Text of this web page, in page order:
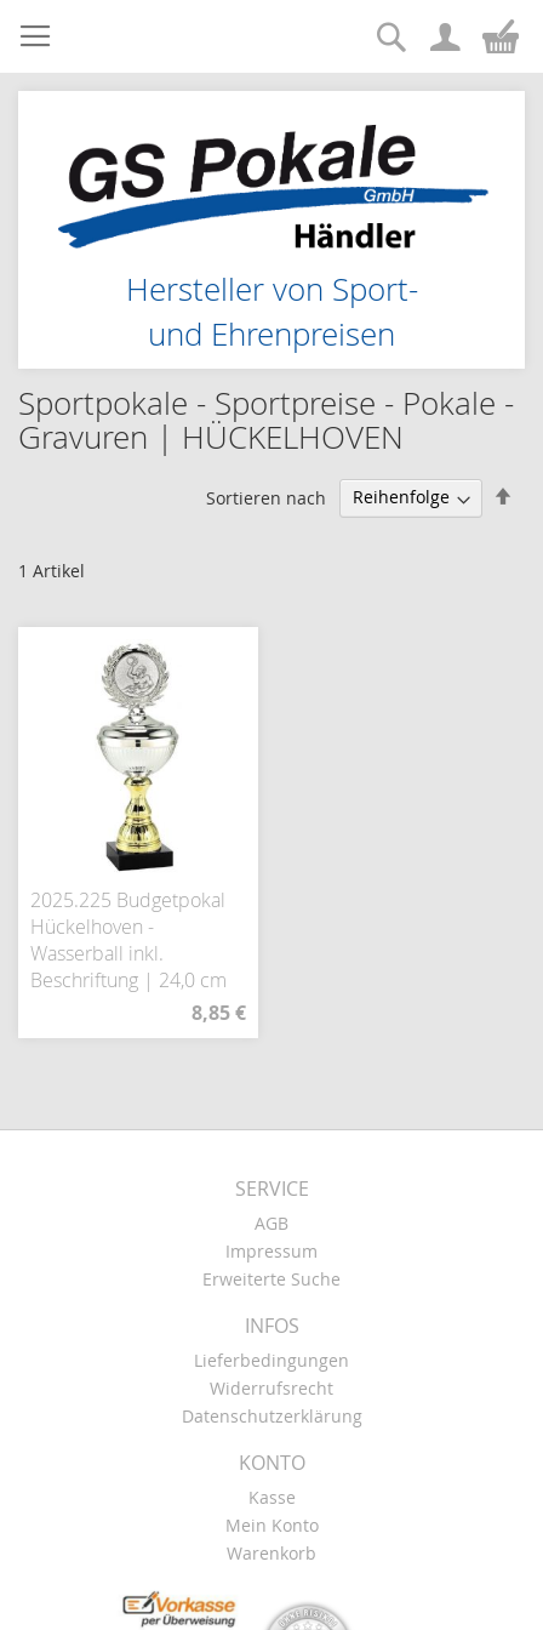
Zum
Inhalt
springen
Hersteller von Sport-
und Ehrenpreisen
Suche
Sportpokale - Sportpreise - Pokale -
Gravuren | HÜCKELHOVEN
1 Artikel
Sortieren nach
2025.225 Budgetpokal
Hückelhoven -
Wasserball inkl.
Beschriftung | 24,0 cm
8,85 €
SERVICE
AGB
Impressum
Erweiterte Suche
INFOS
Lieferbedingungen
Widerrufsrecht
Datenschutzerklärung
KONTO
Kasse
Mein Konto
Warenkorb